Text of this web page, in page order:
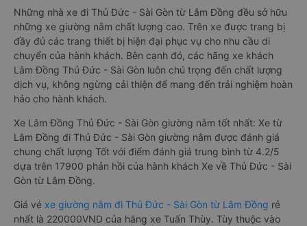
Những nhà xe đi Thủ Đức - Sài Gòn từ Lâm Đồng đều sở hữu
những xe giường nằm chất lượng cao. Trên xe được trang bị
đầy đủ các trang thiết bị hiện đại phục vụ cho nhu cầu di
chuyển của hành khách. Bên cạnh đó, các hãng xe khách
Lâm Đồng Thủ Đức - Sài Gòn luôn chú trọng đến chất lượng
dịch vụ, không ngừng cải thiện để mang đến trải nghiệm hoàn
hảo cho hành khách.
Xe Lâm Đồng Thủ Đức - Sài Gòn giường nằm tốt nhất: Xe từ
Lâm Đồng đi Thủ Đức - Sài Gòn giường nằm được đánh giá
chung chất lượng Tốt với điểm đánh giá trung bình từ 4.2/5
dựa trên 17900 phản hồi của hành khách Xe về Thủ Đức - Sài
Gòn từ Lâm Đồng.
Giá vé xe giường nằm đi Thủ Đức - Sài Gòn từ Lâm Đồng rẻ
nhất là 220000VND của hãng xe Tuấn Thùy. Tùy thuộc vào